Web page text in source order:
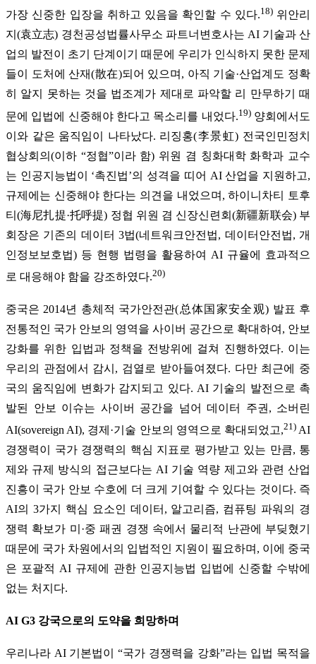
가장 신중한 입장을 취하고 있음을 확인할 수 있다.18)위안리
지(袁立志) 경천공성법률사무소 파트너변호사는 AI 기술과 산
업의 발전이 초기 단계이기 때문에 우리가 인식하지 못한 문제
들이 도처에 산재(散在)되어 있으며, 아직 기술·산업계도 정확
히 알지 못하는 것을 법조계가 제대로 파악할 리 만무하기 때
문에 입법에 신중해야 한다고 목소리를 내었다.19)양회에서도
이와 같은 움직임이 나타났다. 리징홍(李景虹) 전국인민정치
협상회의(이하 “정협”이라 함) 위원 겸 칭화대학 화학과 교수
는 인공지능법이 ‘촉진법’의 성격을 띠어 AI 산업을 지원하고,
규제에는 신중해야 한다는 의견을 내었으며, 하이니차티 토후
티(海尼扎提·托呼提) 정협 위원 겸 신장신련회(新疆新联会) 부
회장은 기존의 데이터 3법(네트워크안전법, 데이터안전법, 개
인정보보호법) 등 현행 법령을 활용하여 AI 규율에 효과적으
로 대응해야 함을 강조하였다.20)
중국은 2014년 총체적 국가안전관(总体国家安全观) 발표 후
전통적인 국가 안보의 영역을 사이버 공간으로 확대하여, 안보
강화를 위한 입법과 정책을 전방위에 걸쳐 진행하였다. 이는
우리의 관점에서 감시, 검열로 받아들여졌다. 다만 최근에 중
국의 움직임에 변화가 감지되고 있다. AI 기술의 발전으로 촉
발된 안보 이슈는 사이버 공간을 넘어 데이터 주권, 소버린
AI(sovereign AI), 경제·기술 안보의 영역으로 확대되었고,21)AI
경쟁력이 국가 경쟁력의 핵심 지표로 평가받고 있는 만큼, 통
제와 규제 방식의 접근보다는 AI 기술 역량 제고와 관련 산업
진흥이 국가 안보 수호에 더 크게 기여할 수 있다는 것이다. 즉
AI의 3가지 핵심 요소인 데이터, 알고리즘, 컴퓨팅 파워의 경
쟁력 확보가 미·중 패권 경쟁 속에서 물리적 난관에 부딪혔기
때문에 국가 차원에서의 입법적인 지원이 필요하며, 이에 중국
은 포괄적 AI 규제에 관한 인공지능법 입법에 신중할 수밖에
없는 처지다.
AI G3 강국으로의 도약을 희망하며
우리나라 AI 기본법이 “국가 경쟁력을 강화”라는 입법 목적을